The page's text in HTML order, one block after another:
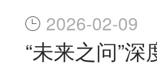
2026-02-09
“未来之问”